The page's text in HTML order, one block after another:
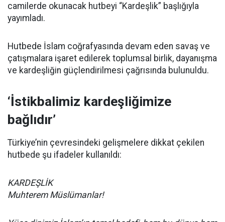
camilerde okunacak hutbeyi “Kardeşlik” başlığıyla
yayımladı.
Hutbede İslam coğrafyasında devam eden savaş ve
çatışmalara işaret edilerek toplumsal birlik, dayanışma
ve kardeşliğin güçlendirilmesi çağrısında bulunuldu.
‘İstikbalimiz kardeşliğimize
bağlıdır’
Türkiye’nin çevresindeki gelişmelere dikkat çekilen
hutbede şu ifadeler kullanıldı:
KARDEŞLİK
Muhterem Müslümanlar!